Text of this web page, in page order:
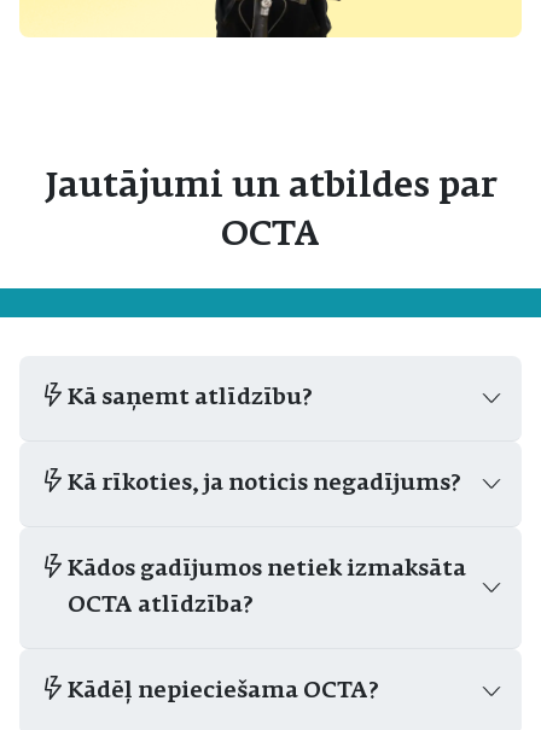
Jautājumi un atbildes par
OCTA
Kā saņemt atlīdzību?
Kā rīkoties, ja noticis negadījums?
Kādos gadījumos netiek izmaksāta
OCTA atlīdzība?
Kādēļ nepieciešama OCTA?